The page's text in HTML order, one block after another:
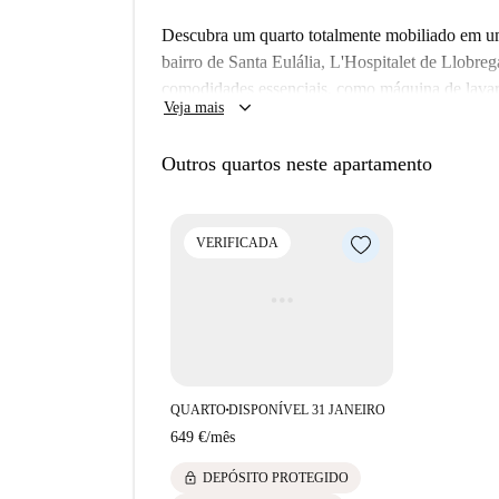
Descubra um quarto totalmente mobiliado em
bairro de Santa Eulália, L'Hospitalet de
comodidades essenciais, como máquina de
para estudantes, profissionais e inquilinos
anúncio foi totalmente verificado pela
Veja mais keyboard_arrow_down
Outros quartos neste apartamento
VERIFICADA
QUARTO■DISPONÍVEL 31 JANEIRO
649 €/mês
lock DEPÓSITO PROTEGIDO